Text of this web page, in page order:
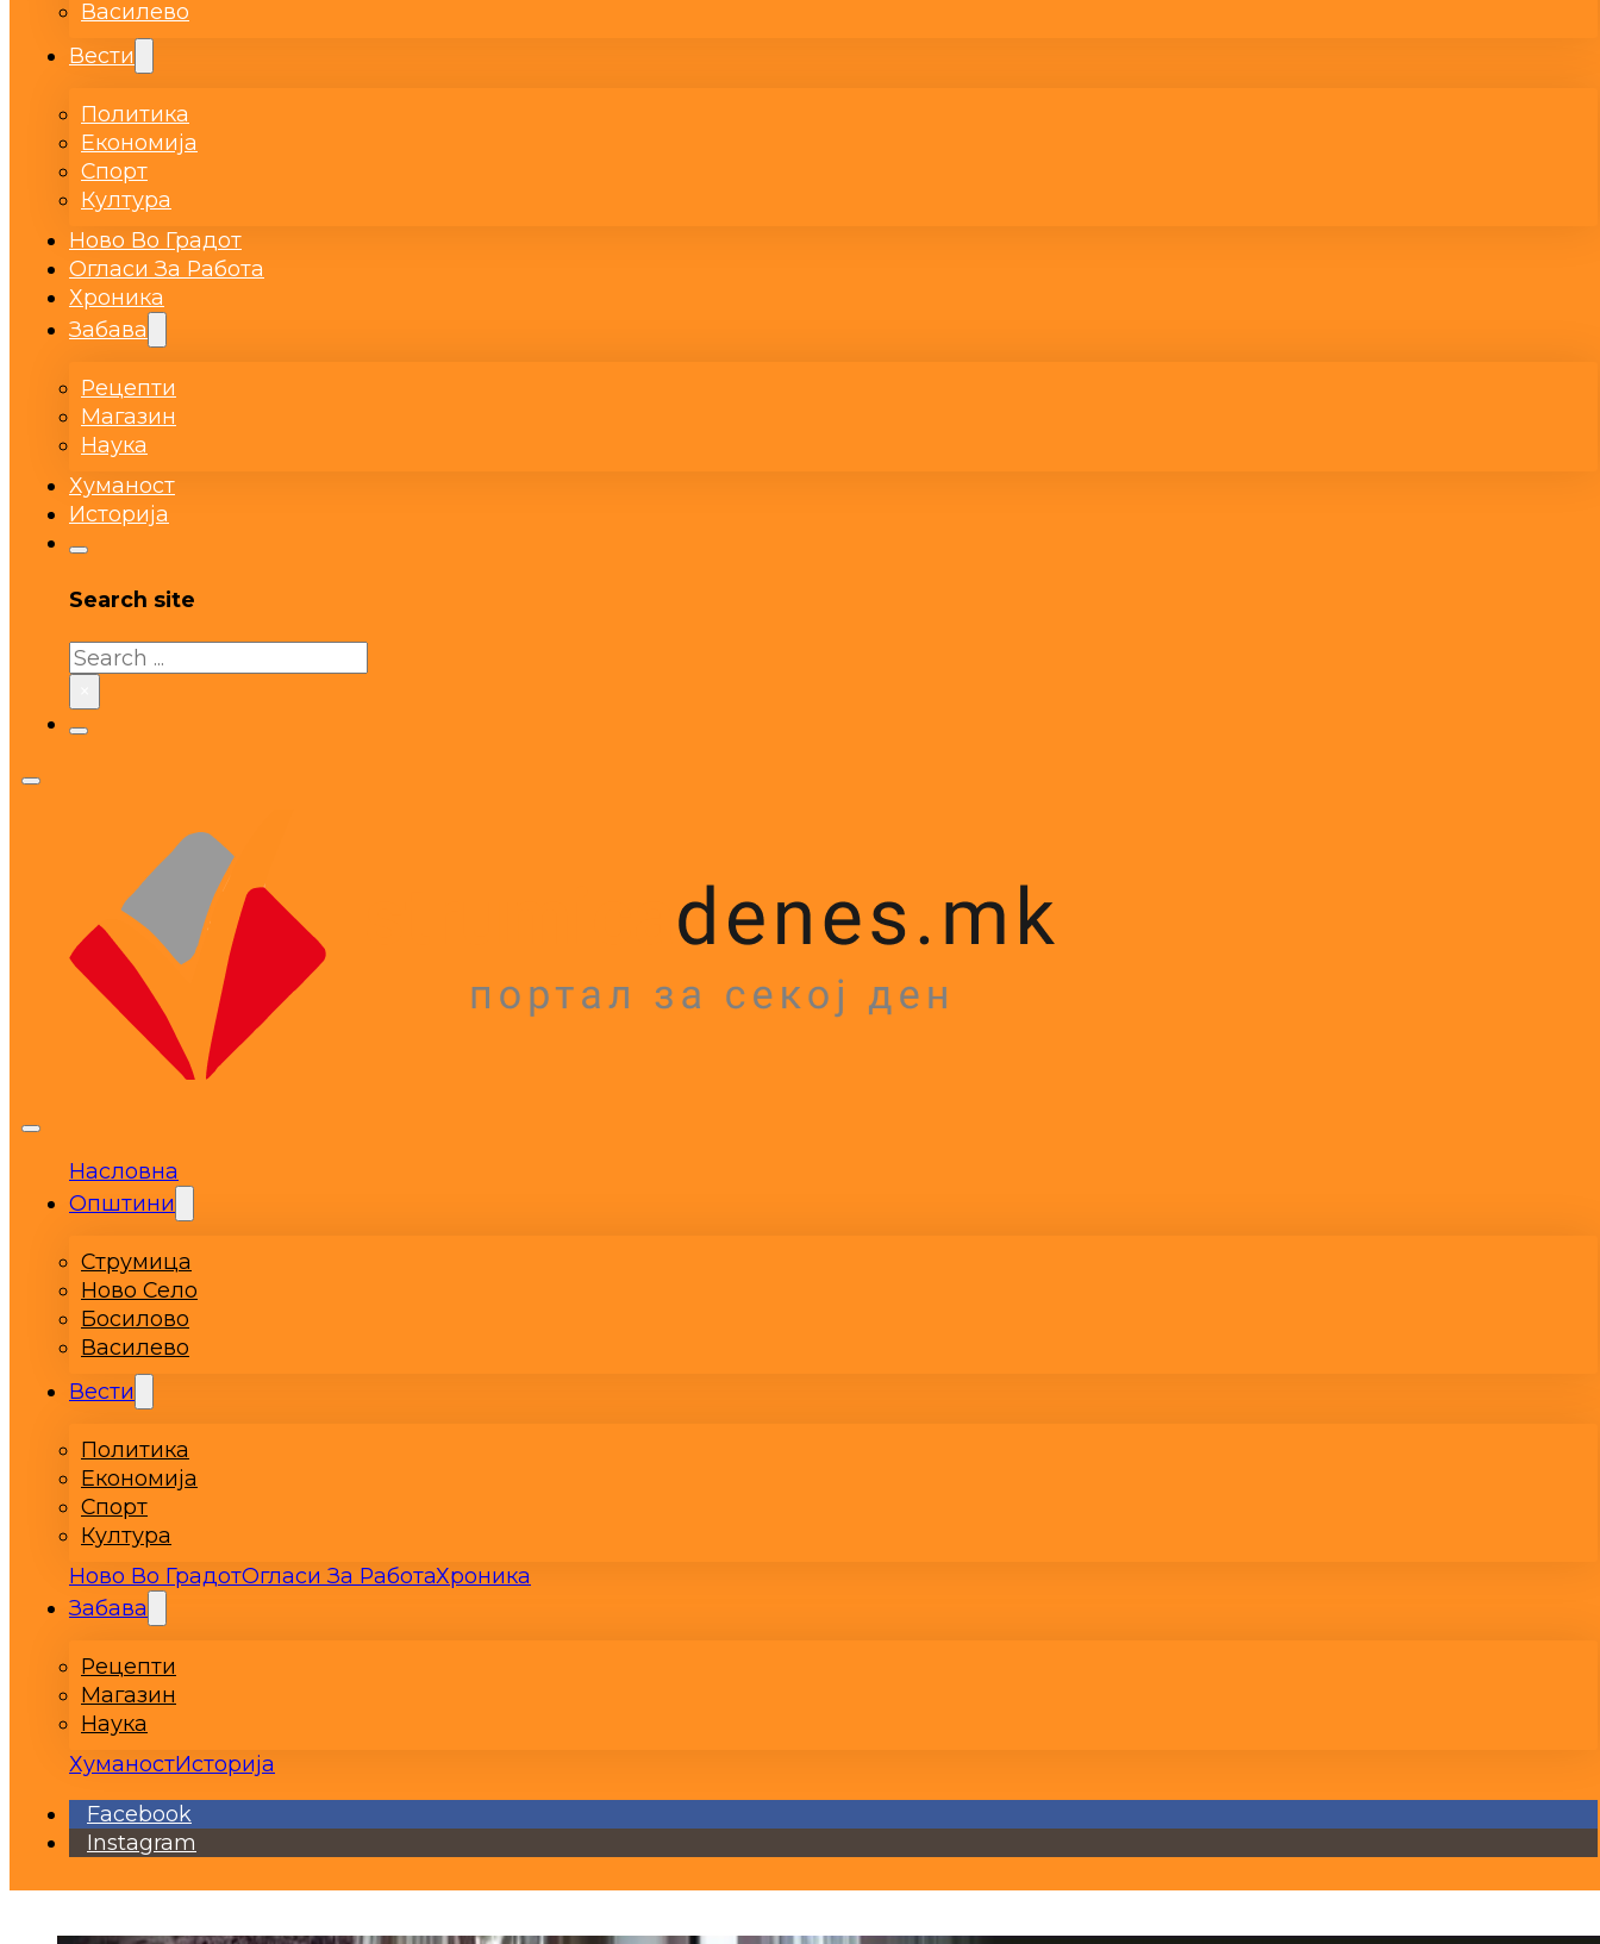
Василево
Вести
Политика
Економија
Спорт
Култура
Ново Во Градот
Огласи За Работа
Хроника
Забава
Рецепти
Магазин
Наука
Хуманост
Историја
Search site
Search
Насловна
Општини
Струмица
Ново Село
Босилово
Василево
Вести
Политика
Економија
Спорт
Култура
Ново Во ГрадотОгласи За РаботаХроника
Забава
Рецепти
Магазин
Наука
ХуманостИсторија
Facebook
Instagram